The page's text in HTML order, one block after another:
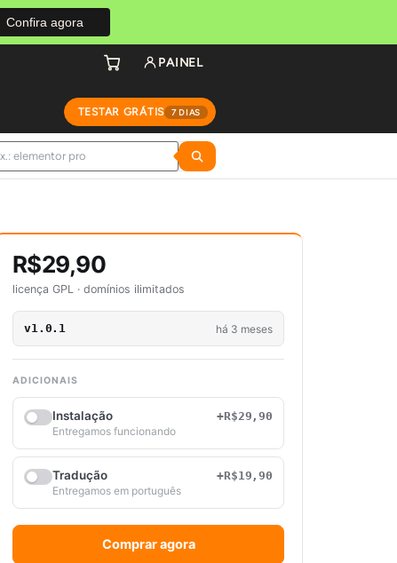
Confira agora
TESTAR GRÁTIS 7 DIAS
PAINEL
R$29,90
licença GPL · domínios ilimitados
v1.0.1 há 3 meses
ADICIONAIS
Instalação
+R$29,90
Entregamos funcionando
Tradução
+R$19,90
Entregamos em português
Comprar agora